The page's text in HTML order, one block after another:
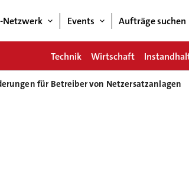
Netzwerk Events Aufträge suchen
Technik Wirtschaft
für Betreiber von Netzersatzanlagen